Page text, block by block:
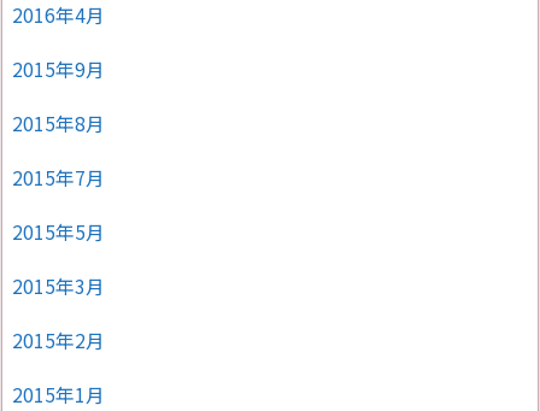
2016年4月
2015年9月
2015年8月
2015年7月
2015年5月
2015年3月
2015年2月
2015年1月